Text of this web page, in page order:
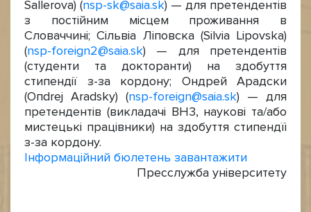
Sallerova) (nsp-sk@saia.sk) — для претендентів
з постійним місцем проживання в
Словаччині; Сільвіа Ліповска (Silvia Lipovska)
(nsp-foreign2@saia.sk) — для претендентів
(студенти та докторанти) на здобуття
стипендії з-за кордону; Ондрей Арадски
(Oпdrej Aradsky) (nsp-foreign@saia.sk) — для
претендентів (викладачі BH3, наукові та/або
мистецькі працівники) на здобуття стипендїі
з-за кордону.
Інформаційний бюлетень завантажити
Пресслужба університету